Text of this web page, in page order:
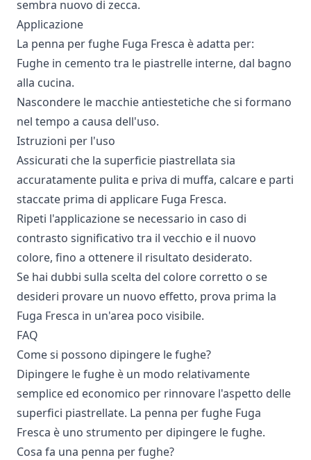
sembra nuovo di zecca.
Applicazione
La penna per fughe Fuga Fresca è adatta per:
Fughe in cemento tra le piastrelle interne, dal bagno
alla cucina.
Nascondere le macchie antiestetiche che si formano
nel tempo a causa dell'uso.
Istruzioni per l'uso
Assicurati che la superficie piastrellata sia
accuratamente pulita e priva di muffa, calcare e parti
staccate prima di applicare Fuga Fresca.
Ripeti l'applicazione se necessario in caso di
contrasto significativo tra il vecchio e il nuovo
colore, fino a ottenere il risultato desiderato.
Se hai dubbi sulla scelta del colore corretto o se
desideri provare un nuovo effetto, prova prima la
Fuga Fresca in un'area poco visibile.
FAQ
Come si possono dipingere le fughe?
Dipingere le fughe è un modo relativamente
semplice ed economico per rinnovare l'aspetto delle
superfici piastrellate. La penna per fughe Fuga
Fresca è uno strumento per dipingere le fughe.
Cosa fa una penna per fughe?